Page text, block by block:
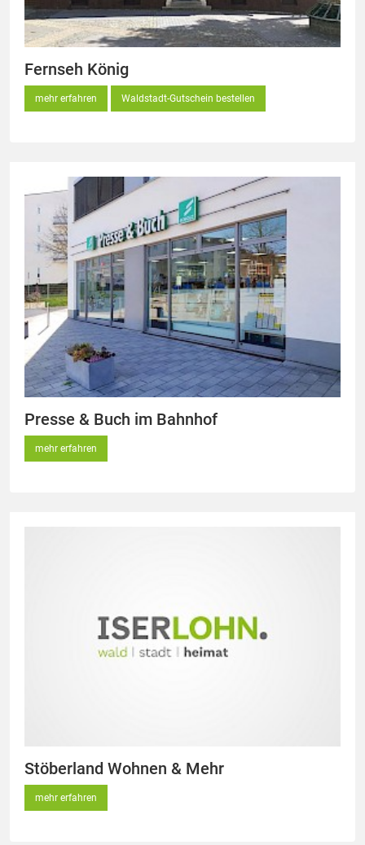
Fernseh König
mehr erfahren Waldstadt-Gutschein bestellen
Presse & Buch im Bahnhof
mehr erfahren
Stöberland Wohnen & Mehr
mehr erfahren